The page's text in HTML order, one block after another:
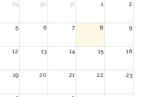
29 30 31 1 2
5 6 7 8 9
12 13 14 15 16
19 20 21 22 23